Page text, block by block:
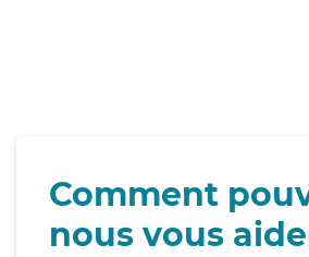
Comment
nous vous